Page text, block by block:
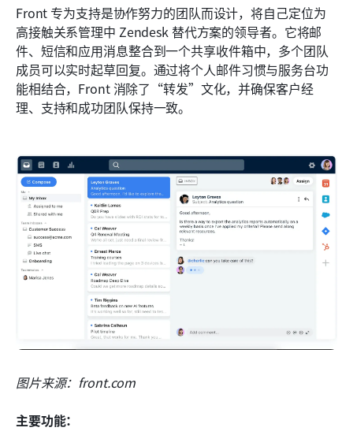
Front 专为支持是协作努力的团队而设计，将自己定位为
高接触关系管理中 Zendesk 替代方案的领导者。它将邮
件、短信和应用消息整合到一个共享收件箱中，多个团队
成员可以实时起草回复。通过将个人邮件习惯与服务台功
能相结合，Front 消除了“转发”文化，并确保客户经
理、支持和成功团队保持一致。
图片来源：front.com
主要功能：